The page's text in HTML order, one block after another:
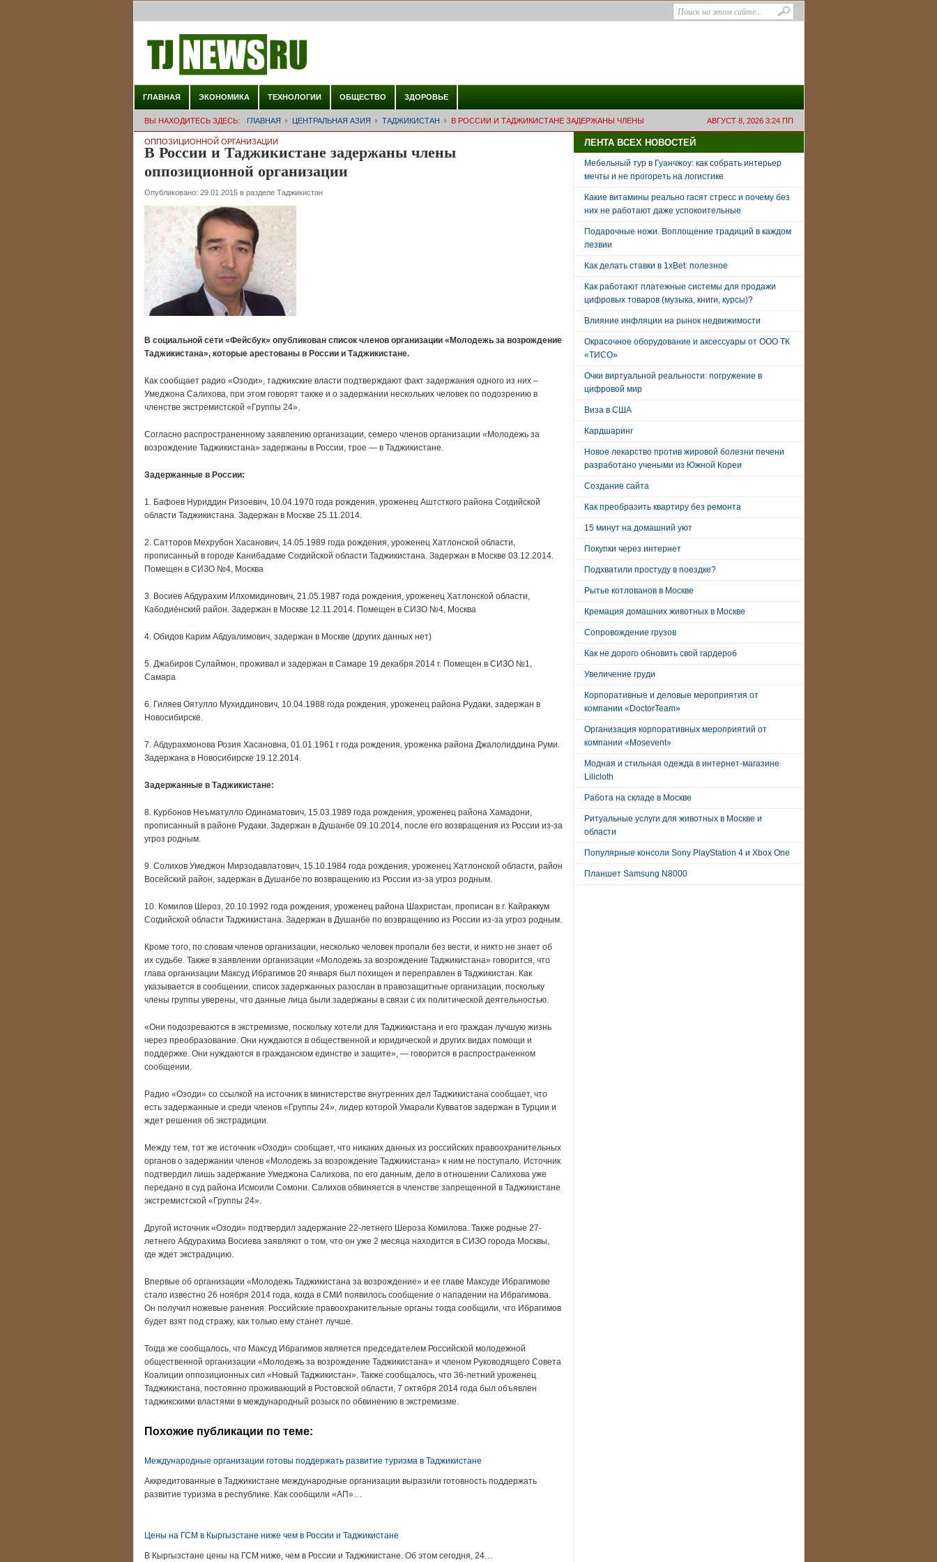
ГЛАВНАЯ ЭКОНОМИКА ТЕХНОЛОГИИ ОБЩЕСТВО ЗДОРОВЬЕ
АВГУСТ 8, 2026 3:24 ПП
ВЫ НАХОДИТЕСЬ ЗДЕСЬ: ГЛАВНАЯ ЦЕНТРАЛЬНАЯ АЗИЯ ТАДЖИКИСТАН В РОССИИ И ТАДЖИКИСТАНЕ ЗАДЕРЖАНЫ ЧЛЕНЫ
ОППОЗИЦИОННОЙ ОРГАНИЗАЦИИ
В России и Таджикистане задержаны члены
оппозиционной организации
Опубликовано: 29.01.2015 в разделе Таджикистан
В социальной сети «Фейсбук» опубликован список членов организации «Молодежь за возрождение
Таджикистана», которые арестованы в России и Таджикистане.
Как сообщает радио «Озоди», таджикские власти подтверждают факт задержания одного из них –
Умеджона Салихова, при этом говорят также и о задержании нескольких человек по подозрению в
членстве экстремистской «Группы 24».
Согласно распространенному заявлению организации, семеро членов организации «Молодежь за
возрождение Таджикистана» задержаны в России, трое — в Таджикистане.
Задержанные в России:
1. Бафоев Нуриддин Ризоевич, 10.04.1970 года рождения, уроженец Аштсткого района Согдийской
области Таджикистана. Задержан в Москве 25.11.2014.
2. Сатторов Мехрубон Хасанович, 14.05.1989 года рождения, уроженец Хатлонской области,
прописанный в городе Канибадаме Согдийской области Таджикистана. Задержан в Москве 03.12.2014.
Помещен в СИЗО №4, Москва
3. Восиев Абдурахим Илхомидинович, 21.05.1987 года рождения, уроженец Хатлонской области,
Кабодиёнский район. Задержан в Москве 12.11.2014. Помещен в СИЗО №4, Москва
4. Обидов Карим Абдуалимович, задержан в Москве (других данных нет)
5. Джабиров Сулаймон, проживал и задержан в Самаре 19 декабря 2014 г. Помещен в СИЗО №1,
Самара
6. Гиляев Оятулло Мухиддинович, 10.04.1988 года рождения, уроженец района Рудаки, задержан в
Новосибирске.
7. Абдурахмонова Розия Хасановна, 01.01.1961 г года рождения, уроженка района Джалолиддина Руми.
Задержана в Новосибирске 19.12.2014.
Задержанные в Таджикистане:
8. Курбонов Неъматулло Одинаматович, 15.03.1989 года рождения, уроженец района Хамадони,
прописанный в районе Рудаки. Задержан в Душанбе 09.10.2014, после его возвращения из России из-за
угроз родным.
9. Солихов Умеджон Мирзодавлатович, 15.10.1984 года рождения, уроженец Хатлонской области, район
Восейский район, задержан в Душанбе по возвращению из России из-за угроз родным.
10. Комилов Шероз, 20.10.1992 года рождения, уроженец района Шахристан, прописан в г. Кайраккум
Согдийской области Таджикистана. Задержан в Душанбе по возвращению из России из-за угроз родным.
Кроме того, по словам членов организации, несколько человек пропали без вести, и никто не знает об
их судьбе. Также в заявлении организации «Молодежь за возрождение Таджикистана» говорится, что
глава организации Максуд Ибрагимов 20 января был похищен и переправлен в Таджикистан. Как
указывается в сообщении, список задержанных разослан в правозащитные организации, поскольку
члены группы уверены, что данные лица были задержаны в связи с их политической деятельностью.
«Они подозреваются в экстремизме, поскольку хотели для Таджикистана и его граждан лучшую жизнь
через преобразование. Они нуждаются в общественной и юридической и других видах помощи и
поддержке. Они нуждаются в гражданском единстве и защите», — говорится в распространенном
сообщении.
Радио «Озоди» со ссылкой на источник в министерстве внутренних дел Таджикистана сообщает, что
есть задержанные и среди членов «Группы 24», лидер которой Умарали Кувватов задержан в Турции и
ждет решения об экстрадиции.
Между тем, тот же источник «Озоди» сообщает, что никаких данных из российских правоохранительных
органов о задержании членов «Молодежь за возрождение Таджикистана» к ним не поступало. Источник
подтвердил лишь задержание Умеджона Салихова, по его данным, дело в отношении Салихова уже
передано в суд района Исмоили Сомони. Салихов обвиняется в членстве запрещенной в Таджикистане
экстремистской «Группы 24».
Другой источник «Озоди» подтвердил задержание 22-летнего Шероза Комилова. Также родные 27-
летнего Абдурахима Восиева заявляют о том, что он уже 2 месяца находится в СИЗО города Москвы,
где ждет экстрадицию.
Впервые об организации «Молодежь Таджикистана за возрождение» и ее главе Максуде Ибрагимове
стало известно 26 ноября 2014 года, когда в СМИ появилось сообщение о нападении на Ибрагимова.
Он получил ножевые ранения. Российские правоохранительные органы тогда сообщили, что Ибрагимов
будет взят под стражу, как только ему станет лучше.
Тогда же сообщалось, что Максуд Ибрагимов является председателем Российской молодежной
общественной организации «Молодежь за возрождение Таджикистана» и членом Руководящего Совета
Коалиции оппозиционных сил «Новый Таджикистан». Также сообщалось, что 36-летний уроженец
Таджикистана, постоянно проживающий в Ростовской области, 7 октября 2014 года был объявлен
таджикскими властями в международный розыск по обвинению в экстремизме.
Похожие публикации по теме:
Международные организации готовы поддержать развитие туризма в Таджикистане
Аккредитованные в Таджикистане международные организации выразили готовность поддержать
развитие туризма в республике. Как сообщили «АП»…
Цены на ГСМ в Кыргызстане ниже чем в России и Таджикистане
В Кыргызстане цены на ГСМ ниже, чем в России и Таджикистане. Об этом сегодня, 24…
ЛЕНТА ВСЕХ НОВОСТЕЙ
Мебельный тур в Гуанчжоу: как собрать интерьер
мечты и не прогореть на логистике
Какие витамины реально гасят стресс и почему без
них не работают даже успокоительные
Подарочные ножи. Воплощение традиций в каждом
лезвии
Как делать ставки в 1xBet: полезное
Как работают платежные системы для продажи
цифровых товаров (музыка, книги, курсы)?
Влияние инфляции на рынок недвижимости
Окрасочное оборудование и аксессуары от ООО ТК
«ТИСО»
Очки виртуальной реальности: погружение в
цифровой мир
Виза в США
Кардшаринг
Новое лекарство против жировой болезни печени
разработано учеными из Южной Кореи
Создание сайта
Как преобразить квартиру без ремонта
15 минут на домашний уют
Покупки через интернет
Подхватили простуду в поездке?
Рытье котлованов в Москве
Кремация домашних животных в Москве
Сопровождение грузов
Как не дорого обновить свой гардероб
Увеличение груди
Корпоративные и деловые мероприятия от
компании «DoctorTeam»
Организация корпоративных мероприятий от
компании «Mosevent»
Модная и стильная одежда в интернет-магазине
Lilicloth
Работа на складе в Москве
Ритуальные услуги для животных в Москве и
области
Популярные консоли Sony PlayStation 4 и Xbox One
Планшет Samsung N8000